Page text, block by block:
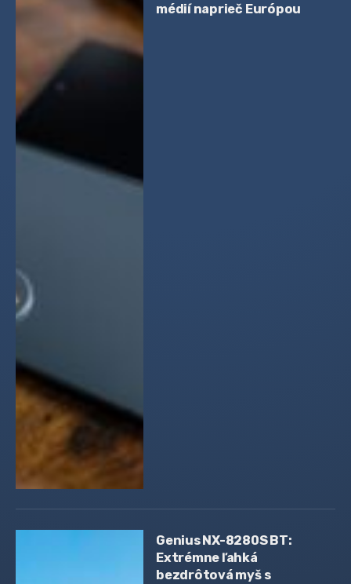
médií naprieč Európou
Genius NX-8280S BT:
Extrémne ľahká
bezdrôtová myš s